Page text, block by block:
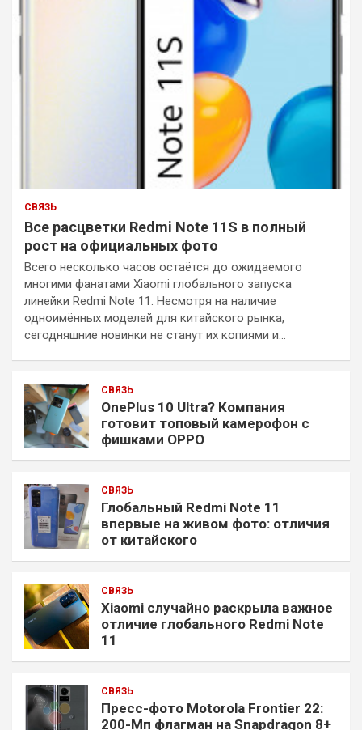
СВЯЗЬ
Все расцветки Redmi Note 11S в полный
рост на официальных фото
Всего несколько часов остаётся до ожидаемого
многими фанатами Xiaomi глобального запуска
линейки Redmi Note 11. Несмотря на наличие
одноимённых моделей для китайского рынка,
сегодняшние новинки не станут их копиями и…
СВЯЗЬ
OnePlus 10 Ultra? Компания
готовит топовый камерофон с
фишками OPPO
СВЯЗЬ
Глобальный Redmi Note 11
впервые на живом фото: отличия
от китайского
СВЯЗЬ
Xiaomi случайно раскрыла важное
отличие глобального Redmi Note
11
СВЯЗЬ
Пресс-фото Motorola Frontier 22:
200-Мп флагман на Snapdragon 8+